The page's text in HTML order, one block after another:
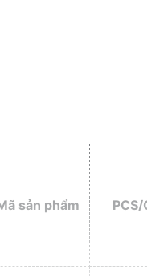
sản phẩm